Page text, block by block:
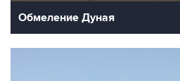
Обмеление Дуная